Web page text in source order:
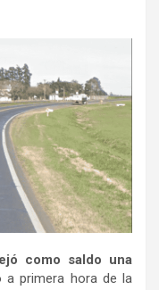
como saldo una
a primera hora de la